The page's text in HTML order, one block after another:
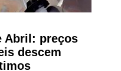
Abril: preços
descem